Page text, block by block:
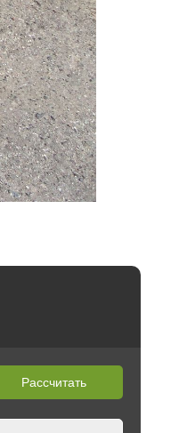
Рассчитать